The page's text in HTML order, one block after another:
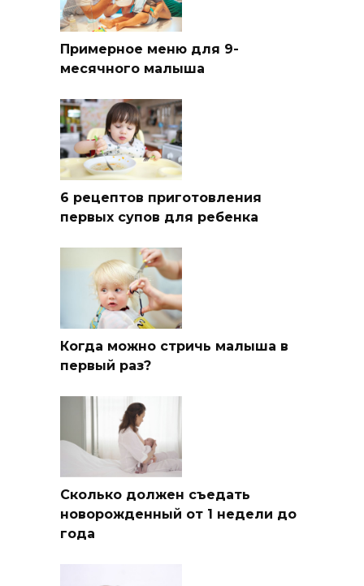
Примерное меню для 9-
месячного малыша
6 рецептов приготовления
первых супов для ребенка
Когда можно стричь малыша в
первый раз?
Сколько должен съедать
новорожденный от 1 недели до
года